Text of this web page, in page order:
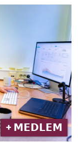
+ 𝗠𝗘𝗗𝗟𝗘𝗠